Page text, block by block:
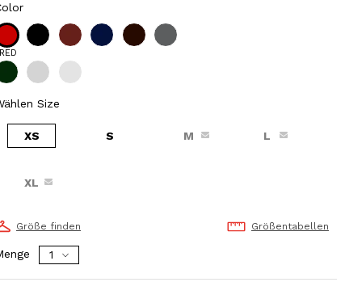
RED
Size
XS S M L
XL
Größe finden Größentabellen